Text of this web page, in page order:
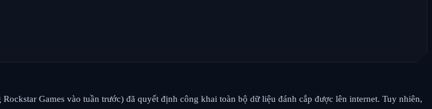
Games vào tuần trước) đã quyết định công khai toàn bộ dữ liệu đánh cắp được lên internet. Tuy nhiên,